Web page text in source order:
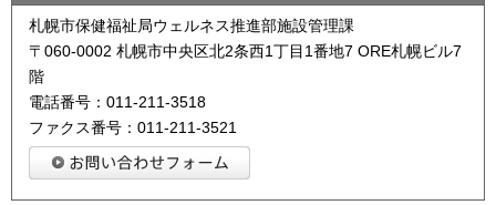
札幌市保健福祉局ウェルネス推進部施設管理課
〒060-0002 札幌市中央区北2条西1丁目1番地7 ORE札幌ビル7
階
電話番号：011-211-3518
ファクス番号：011-211-3521